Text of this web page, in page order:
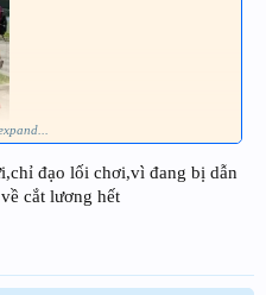
đạo lối chơi,vì đang bị dẫn
cắt lương hết